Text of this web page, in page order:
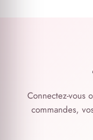
Connectez-vous
commandes,